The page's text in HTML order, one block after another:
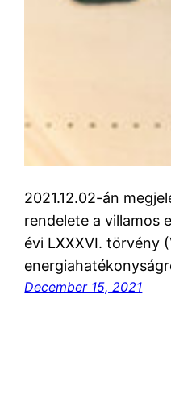
2021.12.02-án
rendelete a villamos
évi LXXXVI. törvény
December 15, 2021